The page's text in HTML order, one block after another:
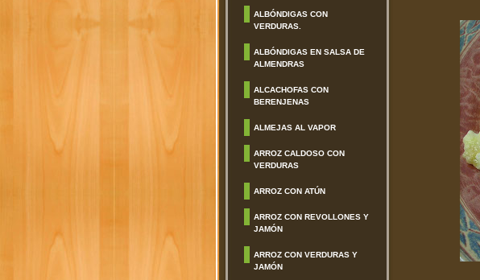
ALBÓNDIGAS CON
VERDURAS.
ALBÓNDIGAS EN SALSA DE
ALMENDRAS
ALCACHOFAS CON
BERENJENAS
ALMEJAS AL VAPOR
ARROZ CALDOSO CON
VERDURAS
ARROZ CON ATÚN
ARROZ CON REVOLLONES Y
JAMÓN
ARROZ CON VERDURAS Y
JAMÓN